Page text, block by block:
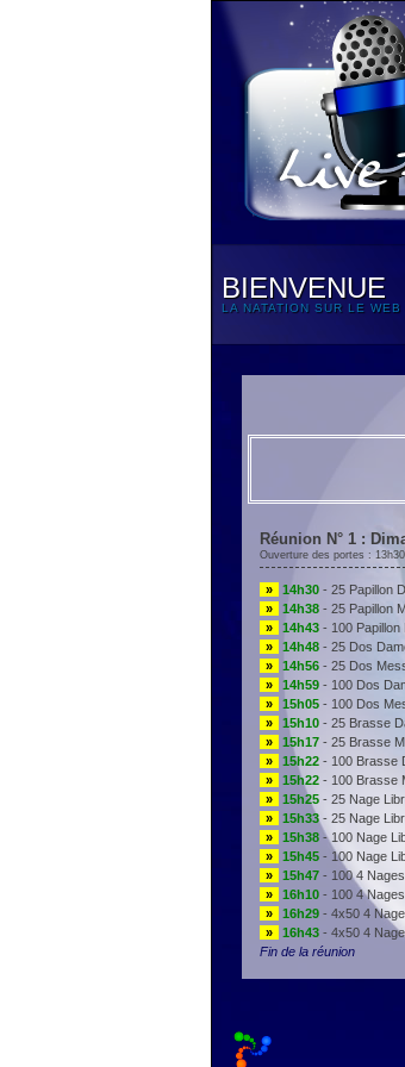
BIENVENUE
LA NATATION SUR LE WEB
Réunion N° 1 :
Ouverture des portes : 13h30
» 14h30 - 25 Papillon
»
14h38 - 25 Papillon
»
14h43 - 100
»
14h48 - 25 Dos
»
14h56 - 25 Dos
»
14h59 - 100 Dos
»
15h05 - 100 Dos
»
15h10 - 25 Brasse
»
15h17 - 25 Brasse
»
15h22 - 100 Brasse
»
15h22 - 100 Brasse
»
15h25 - 25 Nage
»
15h33 - 25 Nage
»
15h38 - 100 Nage
»
15h45 - 100 Nage
»
15h47 - 100 4
»
16h10 - 100 4
»
16h29 - 4x50 4
»
16h43 - 4x50 4
Fin de la réunion